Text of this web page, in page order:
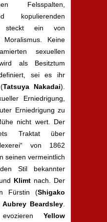
Felsspalten,
kopulierenden
steckt ein von
Moralismus. Keine
sexuellen
als Besitztum
sei es ihr
Tatsuya Nakadai).
Erniedrigung,
Erniedrigung zu
nicht wert. Der
Traktat über
von 1862
seinen vermeintlich
Stil bekannter
Klimt nach. Der
Fürstin (Shigako
Aubrey Beardsley
Yellow